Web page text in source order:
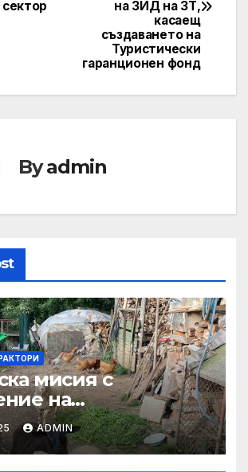
на ЗИД на ЗТ,
касаещ
създаването на
Туристически
гаранционен фонд
Byadmin
мисия с
на
търговски
ADMIN